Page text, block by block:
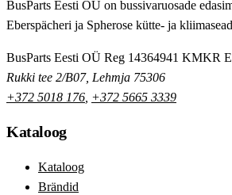
BusParts Eesti OÜ on bussivaruosade
Eberspächeri ja Spherose kütte- ja
BusParts Eesti OÜ Reg 14364941 KMKR
Rukki tee 2/B07, Lehmja 75306
+372 5018 176 +372 5665 3339
Kataloog
Kataloog
Brändid